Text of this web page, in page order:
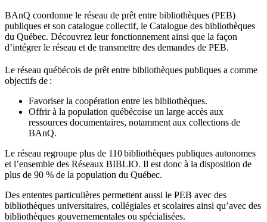
BAnQ coordonne le réseau de prêt entre bibliothèques (PEB)
publiques et son catalogue collectif, le Catalogue des bibliothèques
du Québec. Découvrez leur fonctionnement ainsi que la façon
d’intégrer le réseau et de transmettre des demandes de PEB.
Le réseau québécois de prêt entre bibliothèques publiques a comme
objectifs de :
Favoriser la coopération entre les bibliothèques.
Offrir à la population québécoise un large accès aux
ressources documentaires, notamment aux collections de
BAnQ.
Le réseau regroupe plus de 110bibliothèques publiques autonomes
et l’ensemble des Réseaux BIBLIO. Il est donc à la disposition de
plus de 90 % de la population du Québec.
Des ententes particulières permettent aussi le PEB avec des
bibliothèques universitaires, collégiales et scolaires ainsi qu’avec des
bibliothèques gouvernementales ou spécialisées.